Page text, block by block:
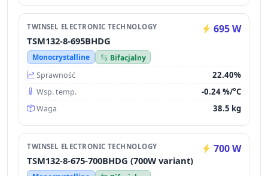
TWINSEL ELECTRONIC TECHNOLOGY 695 W
TSM132-8-695BHDG
Monocrystalline
Bifacjalny
Sprawność
22.40%
Wsp. temp. -0.24 %/°C
Waga 38.5 kg
TWINSEL ELECTRONIC TECHNOLOGY 700 W
TSM132-8-675-700BHDG (700W variant)